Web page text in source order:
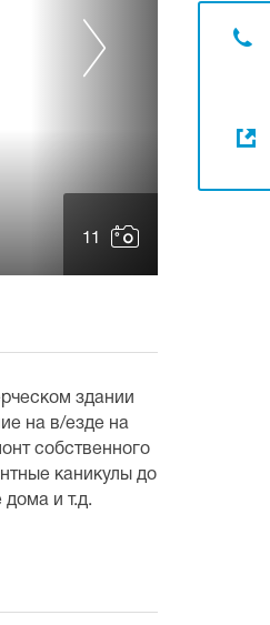
11
здании
на в/езде на
собственного
каникулы до
и т.д.